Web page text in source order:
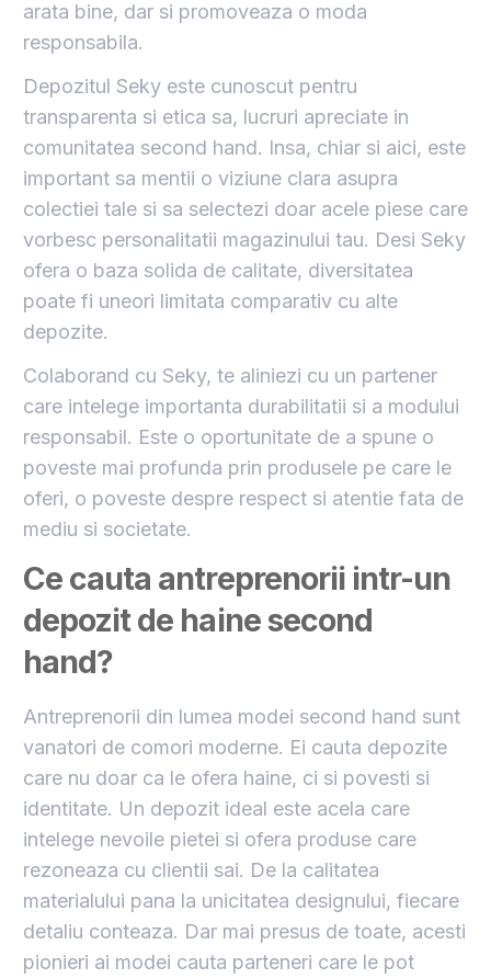
arata bine, dar si promoveaza o moda
responsabila.
Depozitul Seky este cunoscut pentru
transparenta si etica sa, lucruri apreciate in
comunitatea second hand. Insa, chiar si aici, este
important sa mentii o viziune clara asupra
colectiei tale si sa selectezi doar acele piese care
vorbesc personalitatii magazinului tau. Desi Seky
ofera o baza solida de calitate, diversitatea
poate fi uneori limitata comparativ cu alte
depozite.
Colaborand cu Seky, te aliniezi cu un partener
care intelege importanta durabilitatii si a modului
responsabil. Este o oportunitate de a spune o
poveste mai profunda prin produsele pe care le
oferi, o poveste despre respect si atentie fata de
mediu si societate.
Ce cauta antreprenorii intr-un
depozit de haine second
hand?
Antreprenorii din lumea modei second hand sunt
vanatori de comori moderne. Ei cauta depozite
care nu doar ca le ofera haine, ci si povesti si
identitate. Un depozit ideal este acela care
intelege nevoile pietei si ofera produse care
rezoneaza cu clientii sai. De la calitatea
materialului pana la unicitatea designului, fiecare
detaliu conteaza. Dar mai presus de toate, acesti
pionieri ai modei cauta parteneri care le pot